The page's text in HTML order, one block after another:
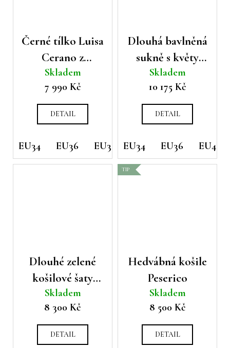
Černé tílko Luisa
Cerano z
třpytivých
kamínků
Skladem
7 990 Kč
DETAIL
EU34 EU36 EU38
Dlouhá bavlněná
sukně s květy
Riani
Skladem
10 175 Kč
DETAIL
EU34 EU36 EU40
Dlouhé zelené
košilové šaty
Émanou Angel
Skladem
8 300 Kč
DETAIL
TIP
Hedvábná košile
Peserico
Skladem
8 500 Kč
DETAIL